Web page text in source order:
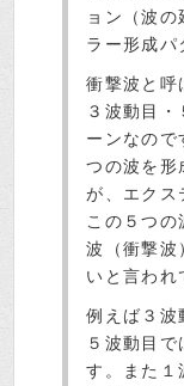
ョン（波
ラー形成パ
衝撃波と呼
３波動目
ーンなので
つの波を形
が、エクス
この５つ
波（衝撃波
いと言われ
例えば３波
５波動目
す。また１